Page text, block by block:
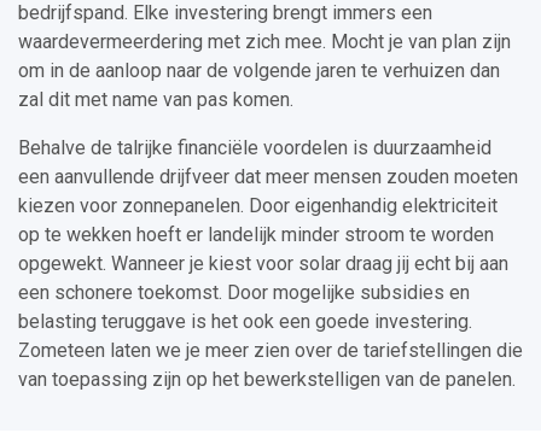
bedrijfspand. Elke investering brengt immers een
waardevermeerdering met zich mee. Mocht je van plan zijn
om in de aanloop naar de volgende jaren te verhuizen dan
zal dit met name van pas komen.
Behalve de talrijke financiële voordelen is duurzaamheid
een aanvullende drijfveer dat meer mensen zouden moeten
kiezen voor zonnepanelen. Door eigenhandig elektriciteit
op te wekken hoeft er landelijk minder stroom te worden
opgewekt. Wanneer je kiest voor solar draag jij echt bij aan
een schonere toekomst. Door mogelijke subsidies en
belasting teruggave is het ook een goede investering.
Zometeen laten we je meer zien over de tariefstellingen die
van toepassing zijn op het bewerkstelligen van de panelen.